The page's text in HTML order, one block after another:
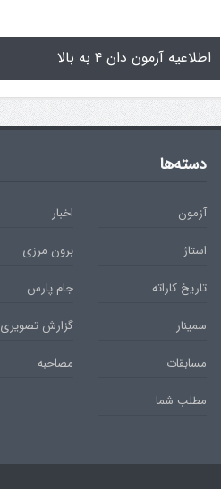
اطلاعیه آزمون دان ۴ به بالا
دسته‌ها
آزمون
اخبار
استاژ
برون مرزی
تاریخ کاراته
جام پارس
سمینار
گزارش تصویری
مسابقات
مصاحبه
مطلب شما